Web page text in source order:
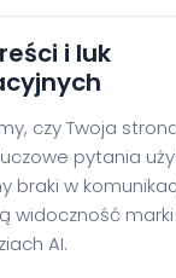
i luk
czy Twoja
pytania
braki w
widoczność
AI.